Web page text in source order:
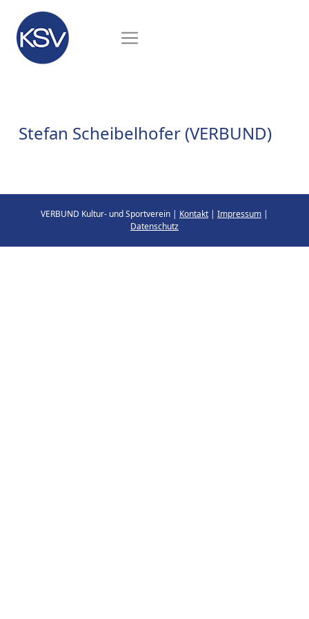
Stefan Scheibelhofer (VERBUND)
VERBUND Kultur- und Sportverein | Kontakt | Impressum |
Datenschutz